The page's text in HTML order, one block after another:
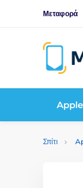
Μεταφορά
Apple
Σπίτι